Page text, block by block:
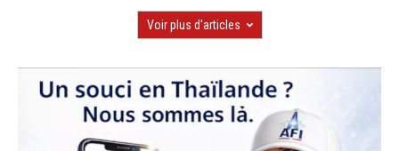
Voir plus d'articles